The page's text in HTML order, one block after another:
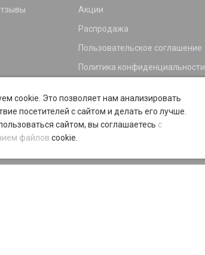
Акции
Распродажа
Пользовательское соглашение
Политика конфиденциальности
Программа лояльности
cookie. Это позволяет нам анализировать
посетителей с сайтом и делать его лучше.
сайтом, вы соглашаетесь с
файлов cookie.